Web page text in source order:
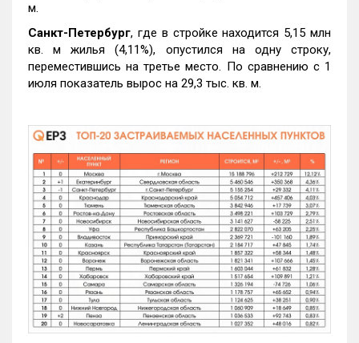
м.
Санкт-Петербург, где в стройке находится 5,15 млн
кв. м жилья (4,11%), опустился на одну строку,
переместившись на третье место. По сравнению с 1
июля показатель вырос на 29,3 тыс. кв. м.